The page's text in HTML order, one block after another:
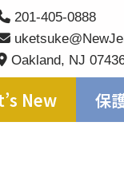
201-405-0888
Oakland, NJ
New 保